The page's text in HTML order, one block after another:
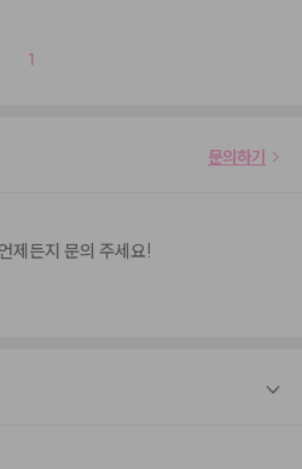
1
문의하기
제든지 문의 주세요!